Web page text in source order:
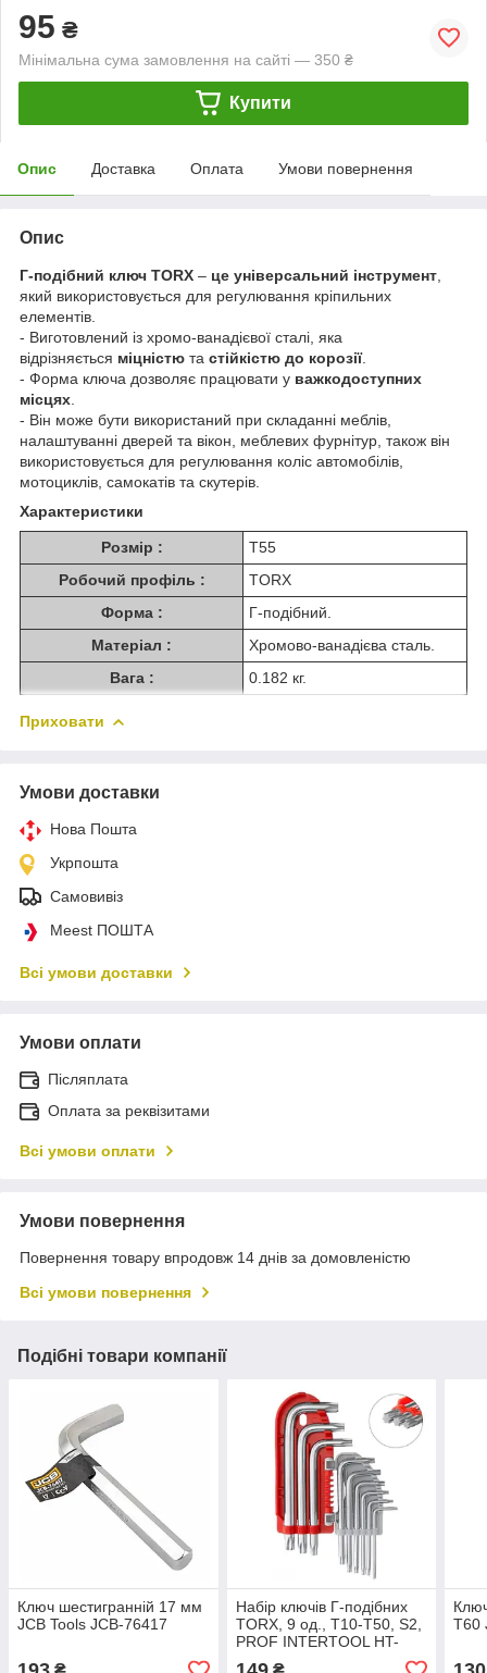
95 ₴
Мінімальна сума замовлення на сайті — 350 ₴
Купити
Опис Доставка Оплата Умови повернення
Опис
Г-подібний ключ TORX – це універсальний інструмент
який використовується для регулювання кріпильних
елементів.
- Виготовлений із хромо-ванадієвої сталі, яка
відрізняється міцністю та стійкістю до корозії.
- Форма ключа дозволяє працювати у важкодоступних
місцях
- Він може бути використаний при складанні меблів,
налаштуванні дверей та вікон, меблевих фурнітур, також він
використовується для регулювання коліс автомобілів,
мотоциклів, самокатів та скутерів.
Характеристики
Розмір :
T55
Робочий профіль :
TORX
Форма :
Г-подібний.
Матеріал :
Хромово-ванадієва сталь.
Вага :
0.182 кг.
Приховати
Умови доставки
Нова Пошта
Укрпошта
Самовивіз
Meest ПОШТА
Всі умови доставки
Умови оплати
Післяплата
Оплата за реквізитами
Всі умови оплати
Умови повернення
Повернення товару впродовж 14 днів за домовленістю
Всі умови повернення
Подібні товари компанії
Ключ шестигранній 17 мм
JCB Tools JCB-76417
Набір ключів Г-подібних
TORX, 9 од., Т10-Т50, S2,
PROF INTERTOOL HT-
1821 LuxPrice
T60